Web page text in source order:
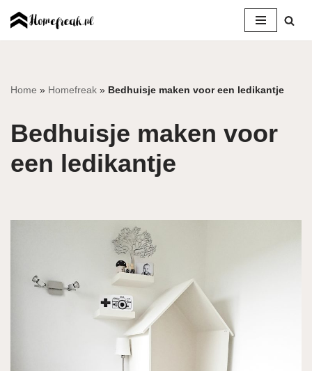
inhoud
Home » Homefreak » Bedhuisje maken voor een ledikantje
Bedhuisje maken voor
een ledikantje